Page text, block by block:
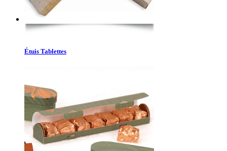
Étuis Tablettes